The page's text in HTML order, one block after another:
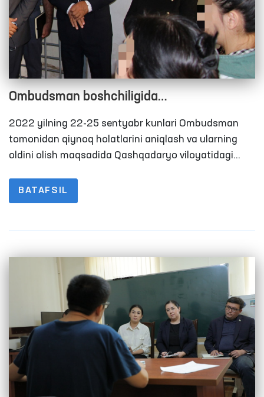
Ombudsman boshchiligida
Qashqadaryodagi yopiq muassasalardagi
sharoitlar o‘rganildi
2022 yilning 22-25 sentyabr kunlari Ombudsman
tomonidan qiynoq holatlarini aniqlash va ularning
oldini olish maqsadida Qashqadaryo viloyatidagi
saqlanadigan muassasalarga milliy preventiv
mexanizm doirasida monitoring tashrifi amalga
BATAFSIL